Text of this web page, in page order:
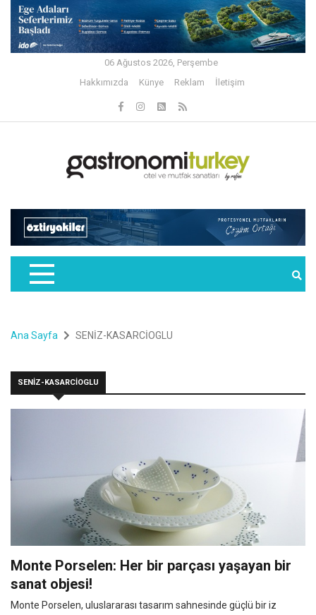
06 Ağustos 2026, Perşembe
Hakkımızda
Künye Reklam İletişim
Ana Sayfa SENİZ-KASARCİOGLU
SENİZ-KASARCİOGLU
Monte Porselen: Her bir parçası yaşayan bir
sanat objesi!
Monte Porselen, uluslararası tasarım sahnesinde güçlü bir iz